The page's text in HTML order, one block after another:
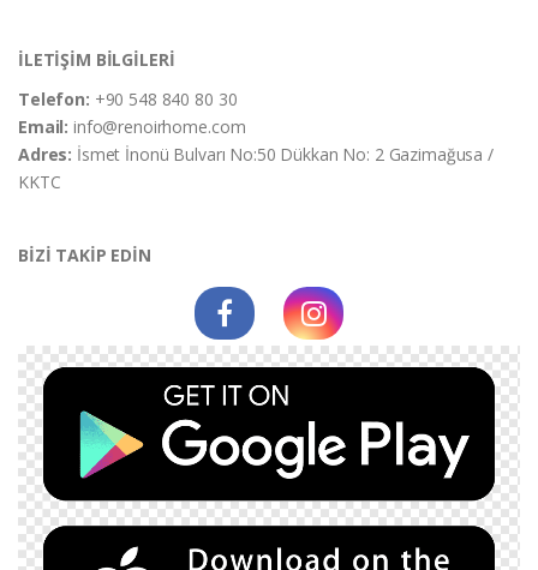
İLETİŞİM BİLGİLERİ
Telefon: +90 548 840 80 30
Email:info@renoirhome.com
Adres: İsmet İnonü Bulvarı No:50 Dükkan No: 2 Gazimağusa /
KKTC
BİZİ TAKİP EDİN